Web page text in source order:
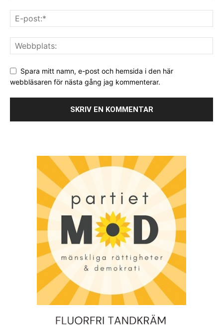
Spara mitt namn, e-post och hemsida i den här
webbläsaren för nästa gång jag kommenterar.